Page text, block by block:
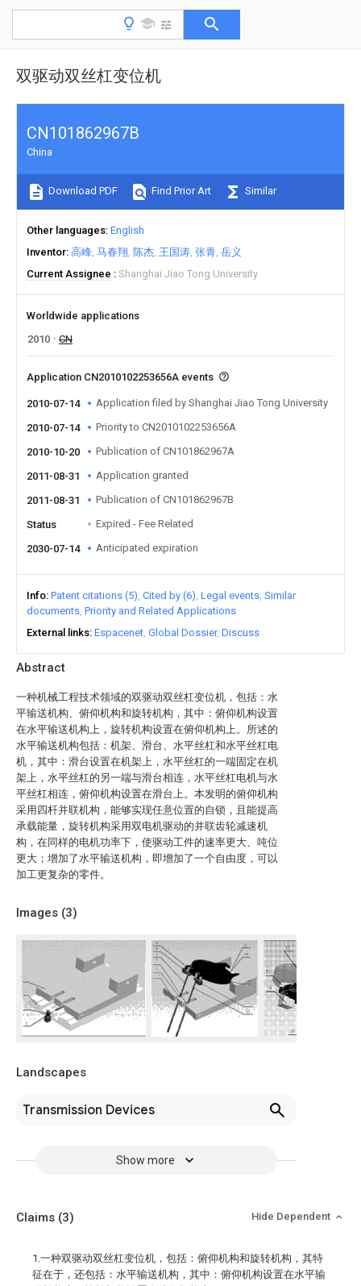
双驱动双丝杠变位机
Abstract
一种机械工程技术领域的双驱动双丝杠变位机，包括：水
平输送机构、俯仰机构和旋转机构，其中：俯仰机构设置
在水平输送机构上，旋转机构设置在俯仰机构上。所述的
水平输送机构包括：机架、滑台、水平丝杠和水平丝杠电
机，其中：滑台设置在机架上，水平丝杠的一端固定在机
架上，水平丝杠的另一端与滑台相连，水平丝杠电机与水
平丝杠相连，俯仰机构设置在滑台上。本发明的俯仰机构
采用四杆并联机构，能够实现任意位置的自锁，且能提高
承载能量，旋转机构采用双电机驱动的并联齿轮减速机
构，在同样的电机功率下，使驱动工件的速率更大、吨位
更大；增加了水平输送机构，即增加了一个自由度，可以
加工更复杂的零件。
Images (3)
Landscapes
Transmission Devices
Show more
CN101862967B
China
Download PDF Find Prior Art Similar
Other languages English
Inventor 高峰 马春翔 陈杰 王国涛 张青 岳义
Current Assignee
Shanghai Jiao Tong University
Worldwide applications
2010
CN
Application CN2010102253656A events
2010-07-14 Application filed by Shanghai Jiao Tong University
2010-07-14 Priority to CN2010102253656A
2010-10-20 Publication of CN101862967A
2011-08-31 Application granted
2011-08-31 Publication of CN101862967B
Status Expired - Fee Related
2030-07-14 Anticipated expiration
Info Patent citations (5) Cited by (6) Legal events Similar
documents Priority and Related Applications
External links Espacenet Global Dossier Discuss
Claims (3) Hide Dependent
1.一种双驱动双丝杠变位机，包括：俯仰机构和旋转机构，其特
征在于，还包括：水平输送机构，其中：俯仰机构设置在水平输